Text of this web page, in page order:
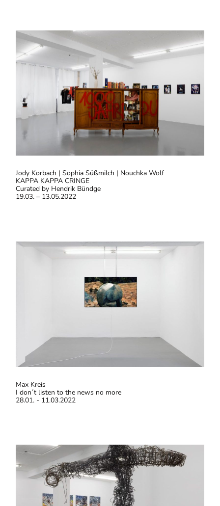
Jody Korbach | Sophia Süßmilch | Nouchka Wolf
KAPPA KAPPA CRINGE
Curated by Hendrik Bündge
19.03. – 13.05.2022
Max Kreis
I don´t listen to the news no more
28.01. - 11.03.2022